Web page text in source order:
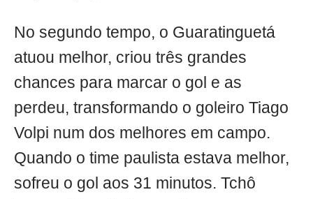
No segundo tempo, o Guaratinguetá
atuou melhor, criou três grandes
chances para marcar o gol e as
perdeu, transformando o goleiro Tiago
Volpi num dos melhores em campo.
Quando o time paulista estava melhor,
sofreu o gol aos 31 minutos. Tchô